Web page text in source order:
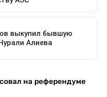
на референдуме